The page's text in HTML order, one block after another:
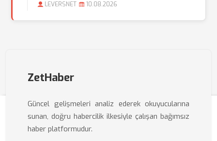
LEVERSNET 10.08.2026
ZetHaber
Güncel gelişmeleri analiz ederek okuyucularına
sunan, doğru habercilik ilkesiyle çalışan bağımsız
haber platformudur.